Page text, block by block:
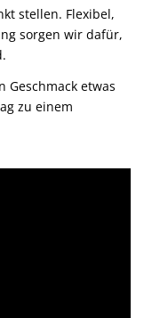
stellen. Flexibel,
sorgen wir dafür,
Geschmack etwas
zu einem